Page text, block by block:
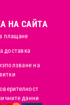
НА САЙТА
плащане
доставка
на
данни